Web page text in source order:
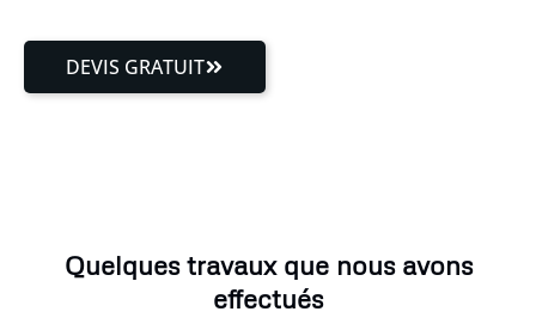
DEVIS GRATUIT
Quelques travaux que nous avons
effectués